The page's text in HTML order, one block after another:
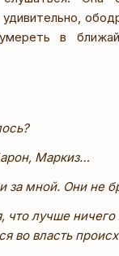
в
Маркиз…
за мной. Они не
что лучше ничего
во власть